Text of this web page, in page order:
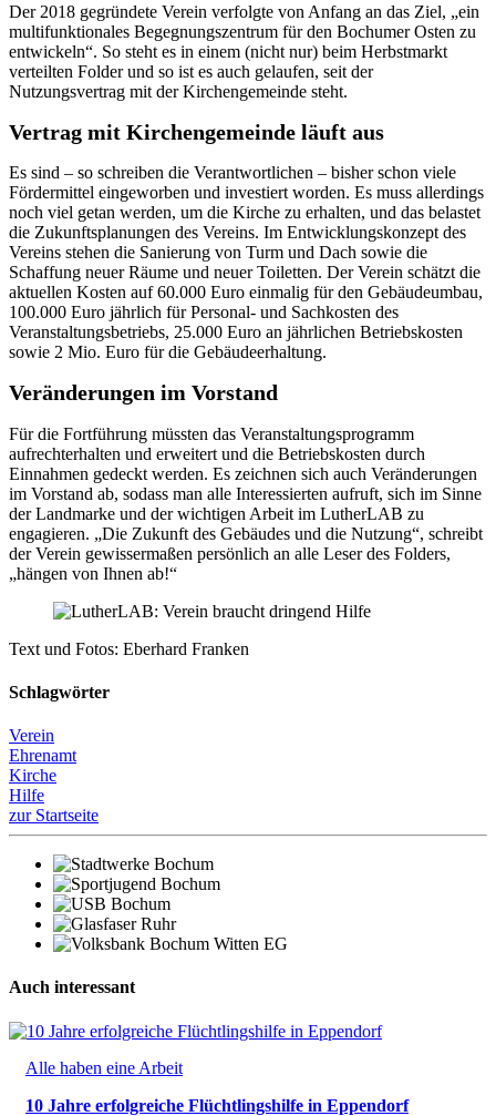
Der 2018 gegründete Verein verfolgte von Anfang an das Ziel, „ein
multifunktionales Begegnungszentrum für den Bochumer Osten zu
entwickeln“. So steht es in einem (nicht nur) beim Herbstmarkt
verteilten Folder und so ist es auch gelaufen, seit der
Nutzungsvertrag mit der Kirchengemeinde steht.
Vertrag mit Kirchengemeinde läuft aus
Es sind – so schreiben die Verantwortlichen – bisher schon viele
Fördermittel eingeworben und investiert worden. Es muss allerdings
noch viel getan werden, um die Kirche zu erhalten, und das belastet
die Zukunftsplanungen des Vereins. Im Entwicklungskonzept des
Vereins stehen die Sanierung von Turm und Dach sowie die
Schaffung neuer Räume und neuer Toiletten. Der Verein schätzt die
aktuellen Kosten auf 60.000 Euro einmalig für den Gebäudeumbau,
100.000 Euro jährlich für Personal- und Sachkosten des
Veranstaltungsbetriebs, 25.000 Euro an jährlichen Betriebskosten
sowie 2 Mio. Euro für die Gebäudeerhaltung.
Veränderungen im Vorstand
Für die Fortführung müssten das Veranstaltungsprogramm
aufrechterhalten und erweitert und die Betriebskosten durch
Einnahmen gedeckt werden. Es zeichnen sich auch Veränderungen
im Vorstand ab, sodass man alle Interessierten aufruft, sich im Sinne
der Landmarke und der wichtigen Arbeit im LutherLAB zu
engagieren. „Die Zukunft des Gebäudes und die Nutzung“, schreibt
der Verein gewissermaßen persönlich an alle Leser des Folders,
„hängen von Ihnen ab!“
Text und Fotos: Eberhard Franken
Schlagwörter
Verein
Ehrenamt
Kirche
Hilfe
zur Startseite
Auch interessant
Alle haben eine Arbeit
10 Jahre erfolgreiche Flüchtlingshilfe in Eppendorf